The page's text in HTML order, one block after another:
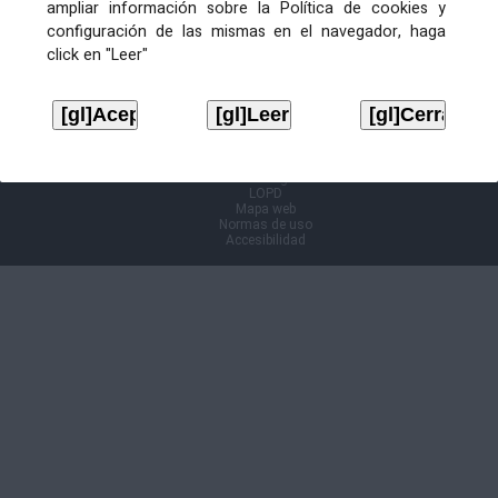
ampliar información sobre la Política de cookies y
configuración de las mismas en el navegador, haga
click en "Leer"
Ficheiros de publicación
ANUNCIO
Volver á páxina anterior
LOPD
Mapa web
Normas de uso
Accesibilidad